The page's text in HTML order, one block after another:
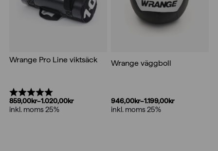
Wrange Pro Line viktsäck
Betyg:
859,00kr–1.020,00kr
Prisintervall:
inkl. moms 25%
Wrange väggboll
946,00kr–1.199,00kr
Prisintervall:
inkl. moms 25%